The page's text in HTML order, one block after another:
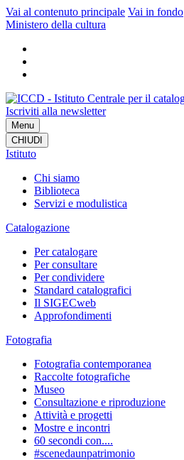
Vai al contenuto principale Vai in fondo
Ministero della cultura
Iscriviti alla newsletter
Menu
CHIUDI
Istituto
Chi siamo
Biblioteca
Servizi e modulistica
Catalogazione
Per catalogare
Per consultare
Per condividere
Standard catalografici
Il SIGECweb
Approfondimenti
Fotografia
Fotografia contemporanea
Raccolte fotografiche
Museo
Consultazione e riproduzione
Attività e progetti
Mostre e incontri
60 secondi con....
#scenedaunpatrimonio